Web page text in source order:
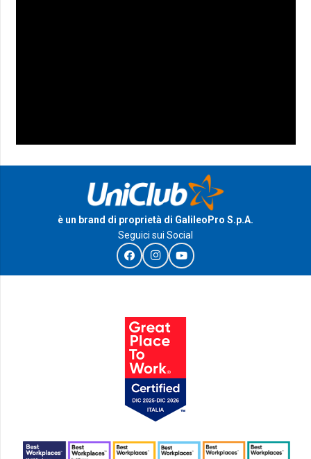
è un brand di proprietà di GalileoPro S.p.A.
Seguici sui Social